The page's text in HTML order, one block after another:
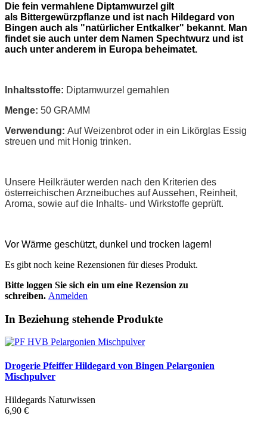
Die fein vermahlene Diptamwurzel gilt
als Bittergewürzpflanze und ist nach Hildegard von
Bingen auch als "natürlicher Entkalker" bekannt. Man
findet sie auch unter dem Namen Spechtwurz und ist
auch unter anderem in Europa beheimatet.
Inhaltsstoffe: Diptamwurzel gemahlen
Menge: 50 GRAMM
Verwendung: Auf Weizenbrot oder in ein Likörglas Essig
streuen und mit Honig trinken.
Unsere Heilkräuter werden nach den Kriterien des
österreichischen Arzneibuches auf Aussehen, Reinheit,
Aroma, sowie auf die Inhalts- und Wirkstoffe geprüft.
Vor Wärme geschützt, dunkel und trocken lagern!
Es gibt noch keine Rezensionen für dieses Produkt.
Bitte loggen Sie sich ein um eine Rezension zu
schreiben. Anmelden
In Beziehung stehende Produkte
Drogerie Pfeiffer Hildegard von Bingen Pelargonien
Mischpulver
Hildegards Naturwissen
6,90 €